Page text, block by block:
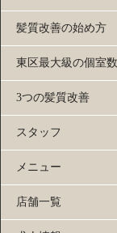
髪質改善の始め方
東区最大級の個室数
3つの髪質改善
スタッフ
メニュー
店舗一覧